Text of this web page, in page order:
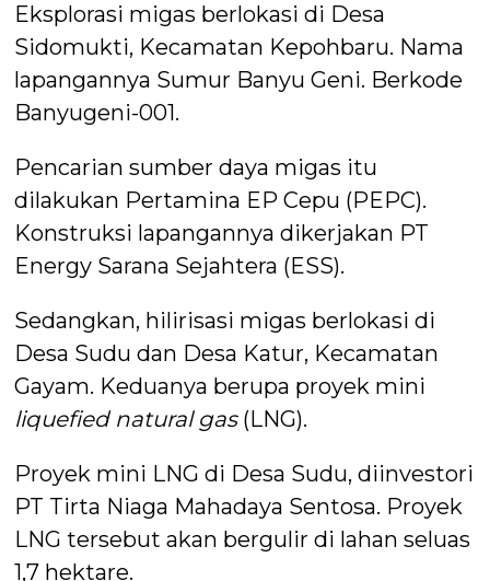
Eksplorasi migas berlokasi di Desa
Sidomukti, Kecamatan Kepohbaru. Nama
lapangannya Sumur Banyu Geni. Berkode
Banyugeni-001.
Pencarian sumber daya migas itu
dilakukan Pertamina EP Cepu (PEPC).
Konstruksi lapangannya dikerjakan PT
Energy Sarana Sejahtera (ESS).
Sedangkan, hilirisasi migas berlokasi di
Desa Sudu dan Desa Katur, Kecamatan
Gayam. Keduanya berupa proyek mini
liquefied natural gas(LNG).
Proyek mini LNG di Desa Sudu, diinvestori
PT Tirta Niaga Mahadaya Sentosa. Proyek
LNG tersebut akan bergulir di lahan seluas
1,7 hektare.